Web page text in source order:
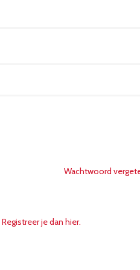
Wachtwoord
Registreer je dan hier.